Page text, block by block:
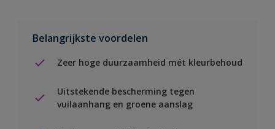
Belangrijkste voordelen
Zeer hoge duurzaamheid mét kleurbehoud
Uitstekende bescherming tegen
vuilaanhang en groene aanslag